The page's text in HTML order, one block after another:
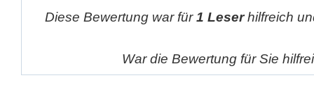
Diese Bewertung war für1 Leserhilfreich
War die Bewertung für Sie